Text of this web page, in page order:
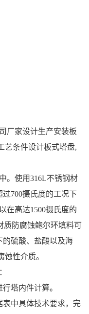
厂家设计生产安装板
艺条件设计板式塔盘,
。使用316L不锈钢材
700摄氏度的工况下
在高达1500摄氏度的
质防腐蚀鲍尔环填料可
的硫酸、盐酸以及海
性介质。
塔内件计算。
表中具体技术要求，完